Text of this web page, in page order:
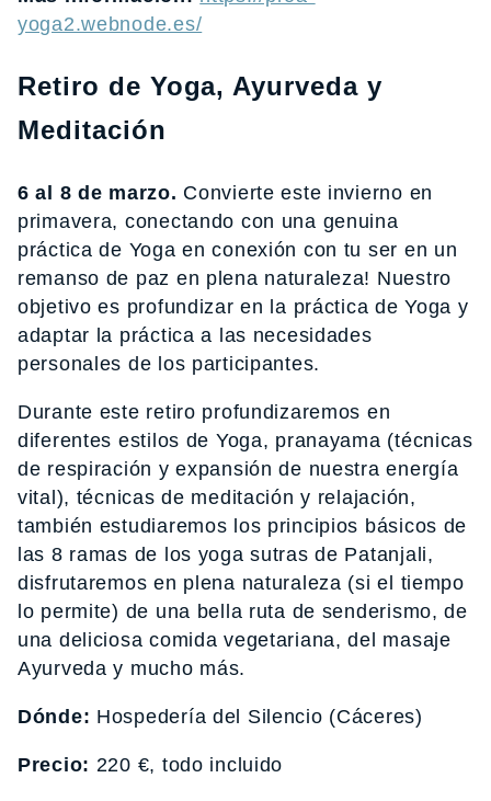
yoga2.webnode.es/
Retiro de Yoga, Ayurveda y
Meditación
6 al 8 de marzo. Convierte este invierno en
primavera, conectando con una genuina
práctica de Yoga en conexión con tu ser en un
remanso de paz en plena naturaleza! Nuestro
objetivo es profundizar en la práctica de Yoga y
adaptar la práctica a las necesidades
personales de los participantes.
Durante este retiro profundizaremos en
diferentes estilos de Yoga, pranayama (técnicas
de respiración y expansión de nuestra energía
vital), técnicas de meditación y relajación,
también estudiaremos los principios básicos de
las 8 ramas de los yoga sutras de Patanjali,
disfrutaremos en plena naturaleza (si el tiempo
lo permite) de una bella ruta de senderismo, de
una deliciosa comida vegetariana, del masaje
Ayurveda y mucho más.
Dónde: Hospedería del Silencio (Cáceres)
Precio: 220 €, todo incluido